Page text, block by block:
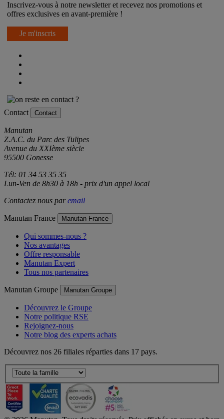
Inscrivez-vous à notre newsletter et recevez nos promotions et
offres exclusives en avant-première !
Je m'inscris
Contact Contact
Manutan
Z.A.C. du Parc des Tulipes
Avenue du XXIème siècle
95500 Gonesse
Tél: 01 34 53 35 35
Lun-Ven de 8h30 à 18h - prix d'un appel local
Contactez nous paremail
Manutan France Manutan France
Qui sommes-nous ?
Nos avantages
Offre responsable
Manutan Expert
Tous nos partenaires
Manutan Groupe Manutan Groupe
Découvrez le Groupe
Notre politique RSE
Rejoignez-nous
Notre blog des experts achats
Découvrez nos 26 filiales réparties dans 17 pays.